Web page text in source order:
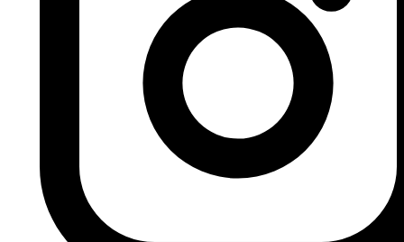
ricos. Se utiliza en las protestas pacíficas y en fiestas de
España. Como la Tomatina, que nació en 1945 de forma
espontánea, decidimos nombrar así a nuestra página
por su espontáneo comienzo. Resulta paradójico que,
cuando el tomate fue descubierto, su siembra carecía
de interés y no se cultivara debido a que se extendió la
creencia de que no era beneficioso para los seres
humanos porque se pensaba que era venenoso.